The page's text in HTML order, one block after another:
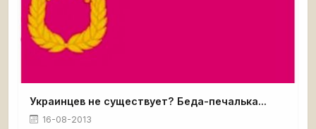
Украинцев не существует? Беда-печалька...
16-08-2013